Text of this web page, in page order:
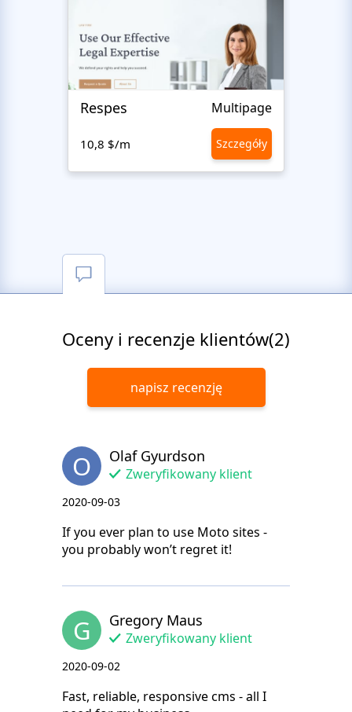
Respes Multipage
10,8 $/m Szczegóły
Oceny i recenzje klientów(2)
napisz recenzję
O Olaf Gyurdson
Zweryfikowany klient
2020-09-03
If you ever plan to use Moto sites -
you probably won’t regret it!
G Gregory Maus
Zweryfikowany klient
2020-09-02
Fast, reliable, responsive cms - all I